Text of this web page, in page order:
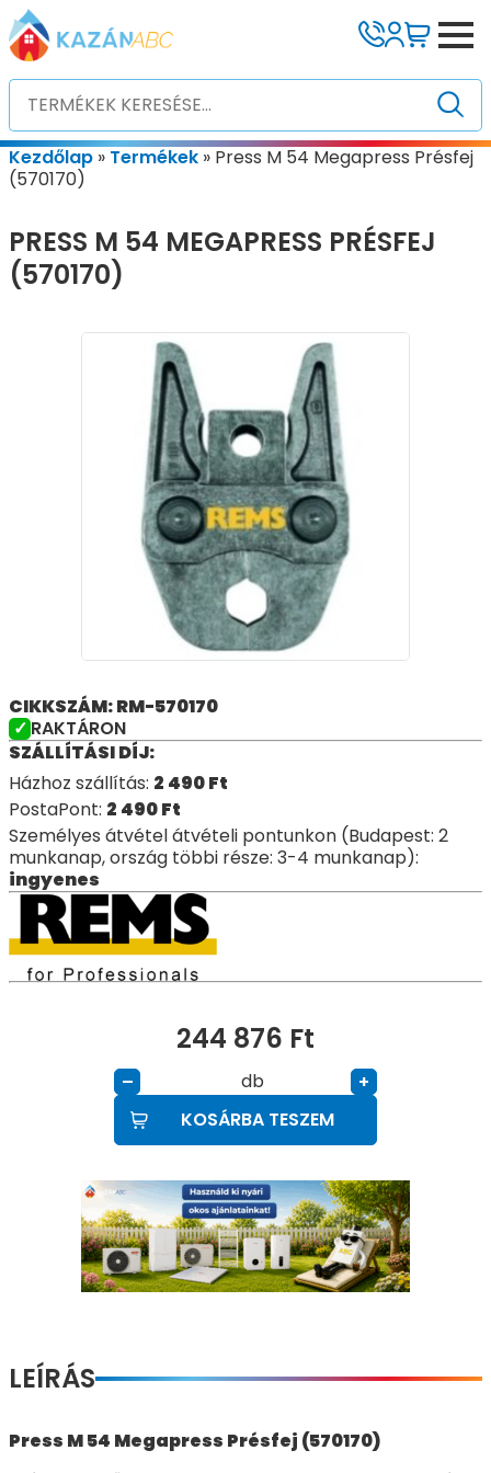
Kezdőlap » Termékek » Press M 54 Megapress Présfej
(570170)
PRESS M 54 MEGAPRESS PRÉSFEJ
(570170)
CIKKSZÁM: RM-570170
RAKTÁRON
SZÁLLÍTÁSI DÍJ:
Házhoz szállítás: 2 490Ft
PostaPont: 2 490Ft
Személyes átvétel átvételi pontunkon (Budapest: 2
munkanap, ország többi része: 3-4 munkanap):
ingyenes
244 876 Ft
– db
+
KOSÁRBA TESZEM
LEÍRÁS
Press M 54 Megapress Présfej (570170)